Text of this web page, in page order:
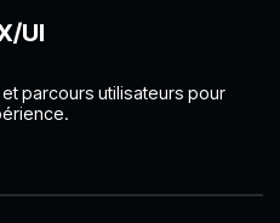
UI
parcours utilisateurs pour